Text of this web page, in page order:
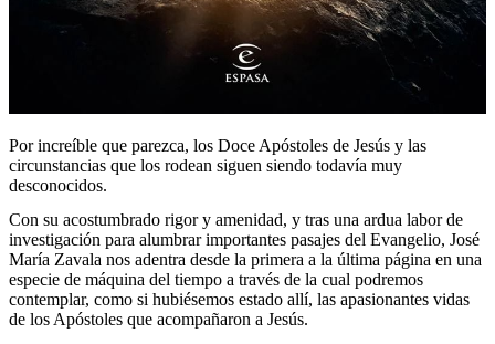
Por increíble que parezca, los Doce Apóstoles de Jesús y las
circunstancias que los rodean siguen siendo todavía muy
desconocidos.
Con su acostumbrado rigor y amenidad, y tras una ardua labor de
investigación para alumbrar importantes pasajes del Evangelio, José
María Zavala nos adentra desde la primera a la última página en una
especie de máquina del tiempo a través de la cual podremos
contemplar, como si hubiésemos estado allí, las apasionantes vidas
de los Apóstoles que acompañaron a Jesús.